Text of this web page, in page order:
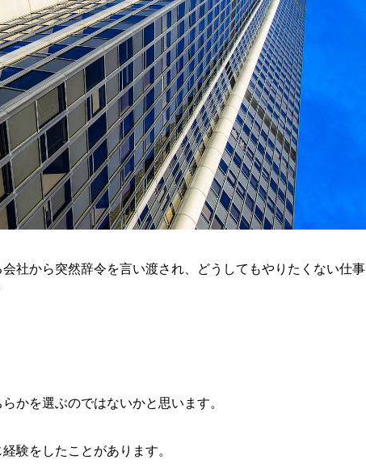
社から突然辞令を言い渡され、どうしてもやりたくない仕事
かを選ぶのではないかと思います。
験をしたことがあります。